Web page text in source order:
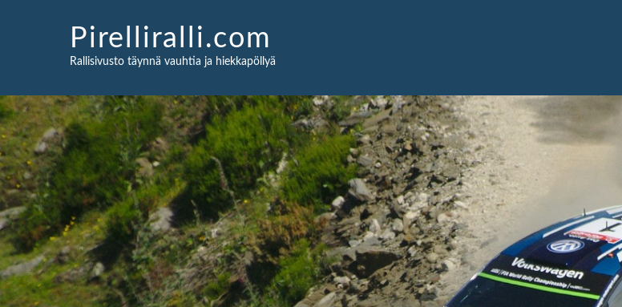
Pirelliralli.com
Rallisivusto täynnä vauhtia ja hiekkapöllyä